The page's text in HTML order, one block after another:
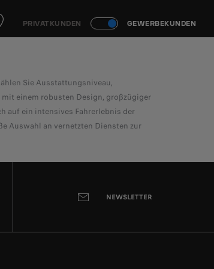
PRIVATKUNDEN GEWERBEKUNDEN
Sie Ausstattungsniveau,
einem robusten Design, großzügiger
auf ein intensives Fahrerlebnis der
Auswahl an vernetzten Diensten zur
NEWSLETTER